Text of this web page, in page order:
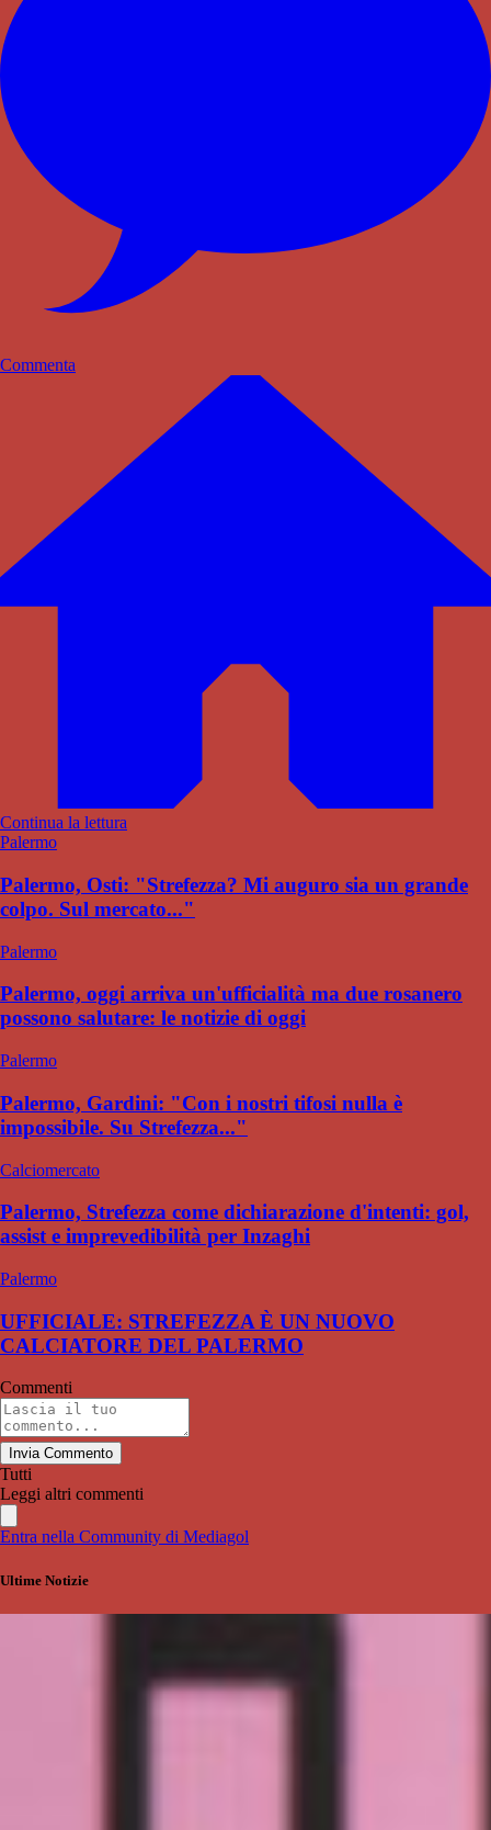
Commenta
Continua la lettura
Palermo
Palermo, Osti: "Strefezza? Mi auguro sia un grande
colpo. Sul mercato..."
Palermo
Palermo, oggi arriva un'ufficialità ma due rosanero
possono salutare: le notizie di oggi
Palermo
Palermo, Gardini: "Con i nostri tifosi nulla è
impossibile. Su Strefezza..."
Calciomercato
Palermo, Strefezza come dichiarazione d'intenti: gol,
assist e imprevedibilità per Inzaghi
Palermo
UFFICIALE: STREFEZZA È UN NUOVO
CALCIATORE DEL PALERMO
Commenti
Invia Commento
Tutti
Leggi altri commenti
Entra nella Community di Mediagol
Ultime Notizie